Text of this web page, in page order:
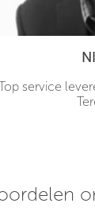
service